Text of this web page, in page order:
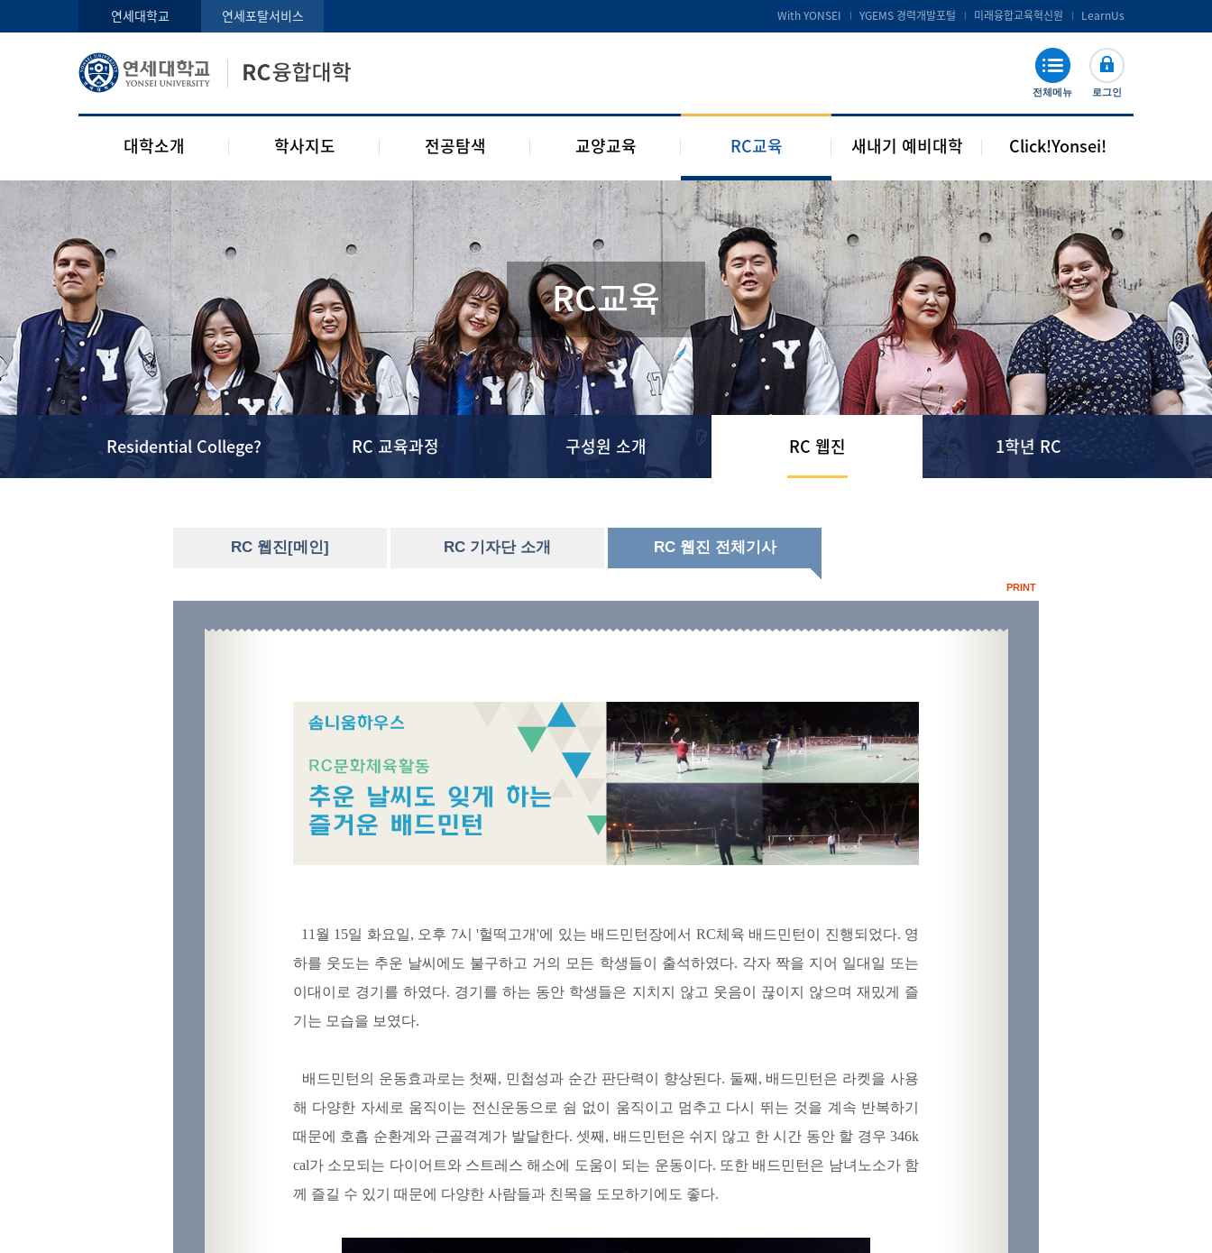
연세대학교 연세포탈서비스 LearnUs
미래융합교육혁신원
YGEMS 경력개발포털
With YONSEI
로그인
전체메뉴
대학소개 학사지도 전공탐색 교양교육 RC교육 새내기 예비대학 Click!Yonsei!
인사말
오시는 길
공지사항
학사지도사
RC 교육과정
1학년 RC
공지 및 자료실
연세포탈서비스 및 LearnUs
S-Campus 서비스
학습지원
기타안내
RC교육
Residential College? RC 교육과정 구성원 소개 RC 웹진 1학년 RC
RC 웹진[메인] RC 기자단 소개 RC 웹진 전체기사
PRINT
11월 15일 화요일, 오후 7시 '헐떡고개'에 있는 배드민턴장에서 RC체육 배드민턴이 진행되었다. 영
하를 웃도는 추운 날씨에도 불구하고 거의 모든 학생들이 출석하였다. 각자 짝을 지어 일대일 또는
이대이로 경기를 하였다. 경기를 하는 동안 학생들은 지치지 않고 웃음이 끊이지 않으며 재밌게 즐
기는 모습을 보였다.
배드민턴의 운동효과로는 첫째, 민첩성과 순간 판단력이 향상된다. 둘째, 배드민턴은 라켓을 사용
해 다양한 자세로 움직이는 전신운동으로 쉼 없이 움직이고 멈추고 다시 뛰는 것을 계속 반복하기
때문에 호흡 순환계와 근골격계가 발달한다. 셋째, 배드민턴은 쉬지 않고 한 시간 동안 할 경우 346k
cal가 소모되는 다이어트와 스트레스 해소에 도움이 되는 운동이다. 또한 배드민턴은 남녀노소가 함
께 즐길 수 있기 때문에 다양한 사람들과 친목을 도모하기에도 좋다.